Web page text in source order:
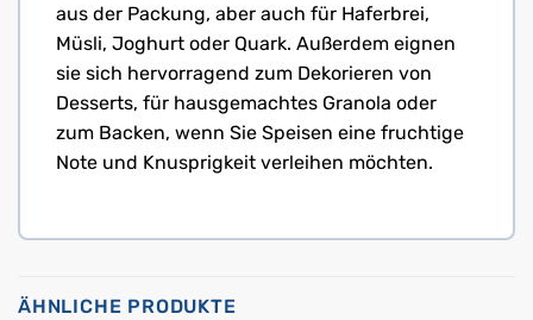
aus der Packung, aber auch für Haferbrei,
Müsli, Joghurt oder Quark. Außerdem eignen
sie sich hervorragend zum Dekorieren von
Desserts, für hausgemachtes Granola oder
zum Backen, wenn Sie Speisen eine fruchtige
Note und Knusprigkeit verleihen möchten.
ÄHNLICHE PRODUKTE